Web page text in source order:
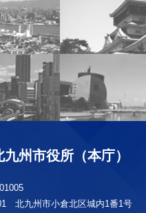
九州市役所（本庁）
北九州市小倉北区城内1番1号